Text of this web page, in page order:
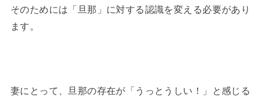
そのためには「旦那」に対する認識を変える必要があり
ます。
妻にとって、旦那の存在が「うっとうしい！」と感じる